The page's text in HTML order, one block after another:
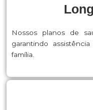
Nossos planos de
garantindo
família.